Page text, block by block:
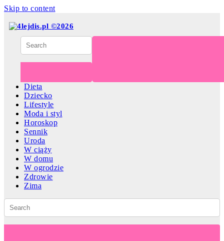
Skip to content
Dieta
Dziecko
Lifestyle
Moda i styl
Horoskop
Sennik
Uroda
W ciąży
W domu
W ogrodzie
Zdrowie
Zima